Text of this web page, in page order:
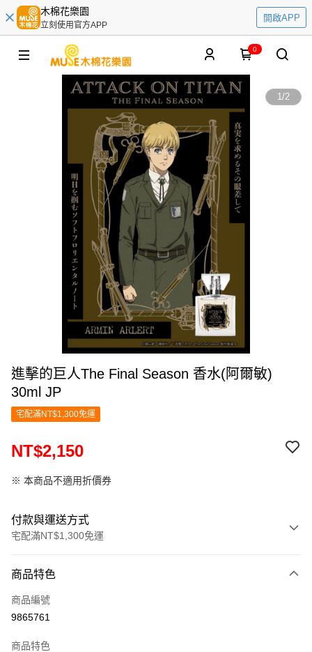
木棉花樂園
立刻使用官方APP
開啟APP
0
1/2
進擊的巨人The Final Season 香水(阿爾敏)
30ml JP
宅配滿NT$1,300免運
NT$2,150
※ 本商品不適用折價券
付款與運送方式
宅配滿NT$1,300免運
信用卡一次付款
LINE Pay
商品特色
商品編號
9865761
商品特色